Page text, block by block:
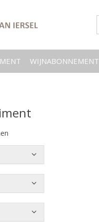
WIJNABONNEMENT